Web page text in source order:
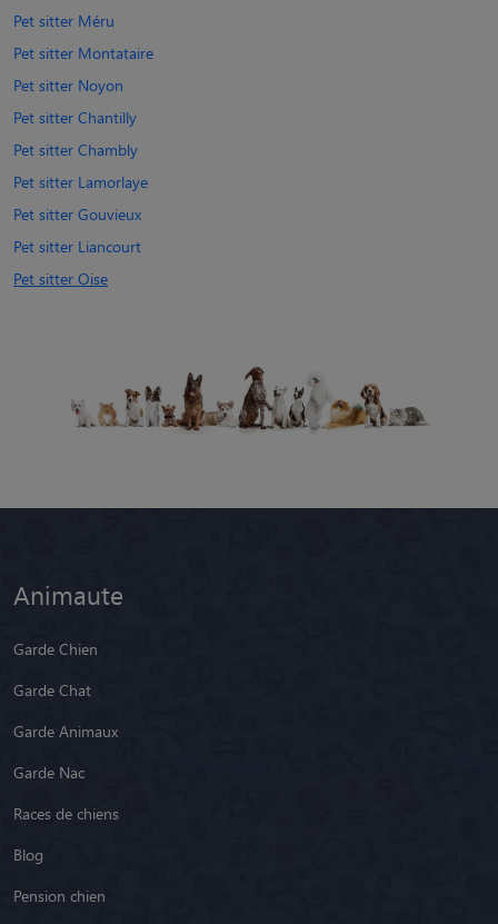
Pet sitter Méru
Pet sitter Montataire
Pet sitter Noyon
Pet sitter Chantilly
Pet sitter Chambly
Pet sitter Lamorlaye
Pet sitter Gouvieux
Pet sitter Liancourt
Pet sitter Oise
Animaute
Garde Chien
Garde Chat
Garde Animaux
Garde Nac
Races de chiens
Blog
Pension chien